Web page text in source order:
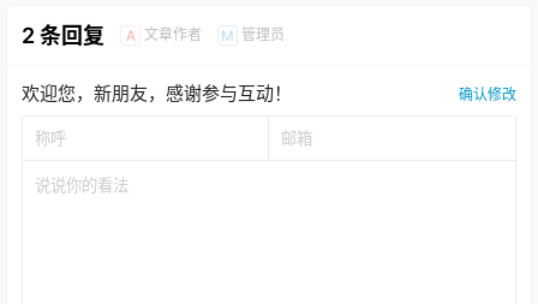
2 条回复 A 文章作者 M 管理员
欢迎您，新朋友，感谢参与互动！ 确认修改